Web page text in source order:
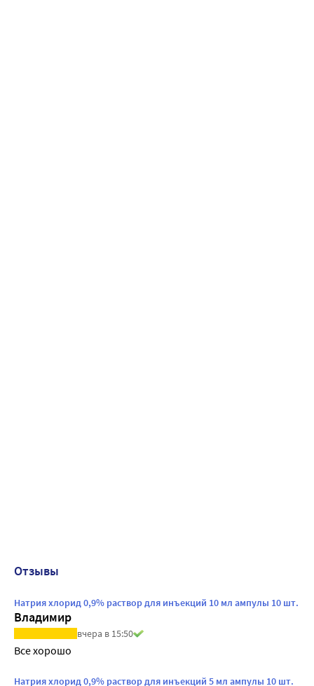
Отзывы
Натрия хлорид 0,9% раствор для инъекций 10 мл ампулы 10 шт.
Владимир
вчера в 15:50
Все хорошо
Натрия хлорид 0,9% раствор для инъекций 5 мл ампулы 10 шт.